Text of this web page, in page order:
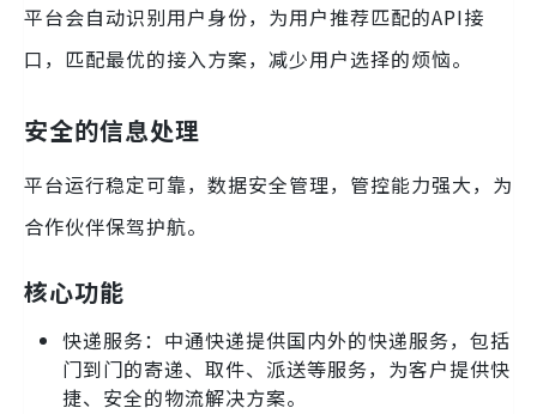
平台会自动识别用户身份，为用户推荐匹配的API接
口，匹配最优的接入方案，减少用户选择的烦恼。
安全的信息处理
平台运行稳定可靠，数据安全管理，管控能力强大，为
合作伙伴保驾护航。
核心功能
快递服务：中通快递提供国内外的快递服务，包括
门到门的寄递、取件、派送等服务，为客户提供快
捷、安全的物流解决方案。